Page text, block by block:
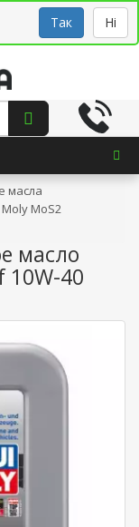
Так НіУкр
масла
MoS2
масло
10W-40